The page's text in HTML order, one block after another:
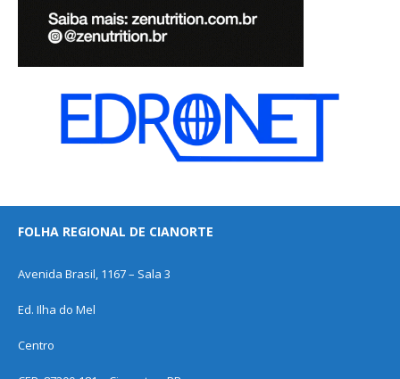
FOLHA REGIONAL DE CIANORTE
Avenida Brasil, 1167 – Sala 3
Ed. Ilha do Mel
Centro